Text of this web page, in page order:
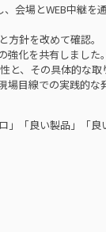
会場とWEB中継を
方針を改めて確認。
強化を共有しました
と、その具体的な
場目線での実践的な
」「良い製品」「良